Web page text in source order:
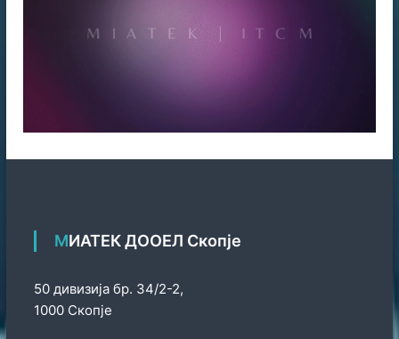
МИАТЕК ДООЕЛ Скопје
50 дивизија бр. 34/2-2,
1000 Скопје